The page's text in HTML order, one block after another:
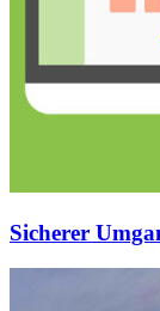
Sicherer